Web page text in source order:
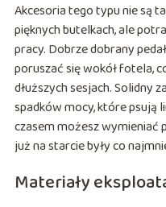
Akcesoria tego typu nie są
pięknych butelkach, ale
pracy. Dobrze dobrany
poruszać się wokół fotela,
dłuższych sesjach. Solidny
spadków mocy, które psują
czasem możesz wymieniać
już na starcie były co
Materiały